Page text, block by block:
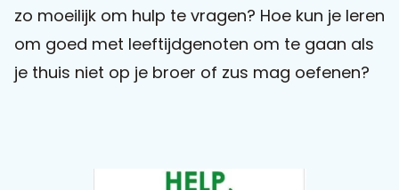
Clientdossier Wiki
Sophi
Sophi
Contact
zo moeilijk om hulp te vragen? Hoe kun je leren
om goed met leeftijdgenoten om te gaan als
je thuis niet op je broer of zus mag oefenen?